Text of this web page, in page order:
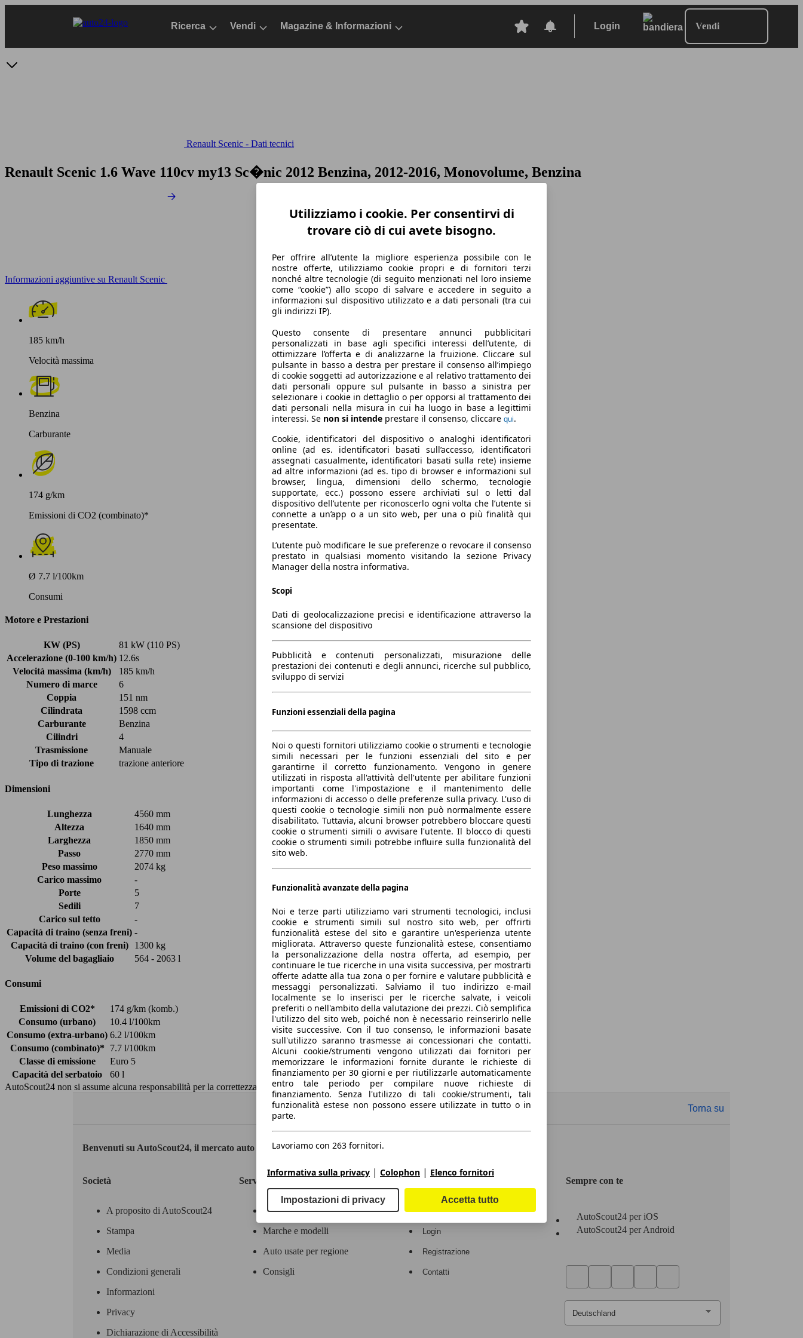
Ricerca Vendi Magazine & Informazioni Login Vendi
Renault Scenic - Dati tecnici
Renault Scenic 1.6 Wave 110cv my13 Sc�nic 2012 Benzina, 2012-2016, Monovolume, Benzina
Informazioni aggiuntive su Renault Scenic
185 km/h
Velocità massima
Benzina
Carburante
174 g/km
Emissioni di CO2 (combinato)*
Ø 7.7 l/100km
Consumi
Motore e Prestazioni
KW (PS)
81 kW (110 PS)
Accelerazione (0-100 km/h) 12.6s
Velocità massima (km/h)
185 km/h
Numero di marce
6
Coppia
151 nm
Cilindrata
1598 ccm
Carburante
Benzina
Cilindri
4
Trasmissione
Manuale
Tipo di trazione
trazione anteriore
Dimensioni
Lunghezza
4560 mm
Altezza
1640 mm
Larghezza
1850 mm
Passo
2770 mm
Peso massimo
2074 kg
Carico massimo
-
Porte
5
Sedili
7
Carico sul tetto
-
Capacità di traino (senza freni) -
Capacità di traino (con freni)
1300 kg
Volume del bagagliaio
564 - 2063 l
Consumi
Emissioni di CO2*
174 g/km (komb.)
Consumo (urbano)
10.4 l/100km
Consumo (extra-urbano) 6.2 l/100km
Consumo (combinato)*
7.7 l/100km
Classe di emissione
Euro 5
Capacità del serbatoio
60 l
AutoScout24 non si assume alcuna responsabilità per la correttezza dei dati.
Torna su
Benvenuti su AutoScout24, il mercato auto europeo.
Società
A proposito di AutoScout24
Stampa
Media
Condizioni generali
Informazioni
Privacy
Dichiarazione di Accessibilità
Servizi
Contatti
Marche e modelli
Auto usate per regione
Consigli
Area rivenditori
Servizi per i dealer
Login
Registrazione
Contatti
Sempre con te
AutoScout24 per iOS
AutoScout24 per Android
Utilizziamo i cookie. Per consentirvi di
trovare ciò di cui avete bisogno.
Per offrire all’utente la migliore esperienza possibile con le
nostre offerte, utilizziamo cookie propri e di fornitori terzi
nonché altre tecnologie (di seguito menzionati nel loro insieme
come “cookie”) allo scopo di salvare e accedere in seguito a
informazioni sul dispositivo utilizzato e a dati personali (tra cui
gli indirizzi IP).
Questo consente di presentare annunci pubblicitari
personalizzati in base agli specifici interessi dell’utente, di
ottimizzare l’offerta e di analizzarne la fruizione. Cliccare sul
pulsante in basso a destra per prestare il consenso all’impiego
di cookie soggetti ad autorizzazione e al relativo trattamento dei
dati personali oppure sul pulsante in basso a sinistra per
selezionare i cookie in dettaglio o per opporsi al trattamento dei
dati personali nella misura in cui ha luogo in base a legittimi
interessi. Se non si intende prestare il consenso, cliccare qui.
Cookie, identificatori del dispositivo o analoghi identificatori
online (ad es. identificatori basati sull’accesso, identificatori
assegnati casualmente, identificatori basati sulla rete) insieme
ad altre informazioni (ad es. tipo di browser e informazioni sul
browser, lingua, dimensioni dello schermo, tecnologie
supportate, ecc.) possono essere archiviati sul o letti dal
dispositivo dell’utente per riconoscerlo ogni volta che l’utente si
connette a un’app o a un sito web, per una o più finalità qui
presentate.
L’utente può modificare le sue preferenze o revocare il consenso
prestato in qualsiasi momento visitando la sezione Privacy
Manager della nostra informativa.
Scopi
Dati di geolocalizzazione precisi e identificazione attraverso la
scansione del dispositivo
Pubblicità e contenuti personalizzati, misurazione delle
prestazioni dei contenuti e degli annunci, ricerche sul pubblico,
sviluppo di servizi
Funzioni essenziali della pagina
Noi o questi fornitori utilizziamo cookie o strumenti e tecnologie
simili necessari per le funzioni essenziali del sito e per
garantirne il corretto funzionamento. Vengono in genere
utilizzati in risposta all'attività dell'utente per abilitare funzioni
importanti come l'impostazione e il mantenimento delle
informazioni di accesso o delle preferenze sulla privacy. L'uso di
questi cookie o tecnologie simili non può normalmente essere
disabilitato. Tuttavia, alcuni browser potrebbero bloccare questi
cookie o strumenti simili o avvisare l'utente. Il blocco di questi
cookie o strumenti simili potrebbe influire sulla funzionalità del
sito web.
Funzionalità avanzate della pagina
Noi e terze parti utilizziamo vari strumenti tecnologici, inclusi
cookie e strumenti simili sul nostro sito web, per offrirti
funzionalità estese del sito e garantire un'esperienza utente
migliorata. Attraverso queste funzionalità estese, consentiamo
la personalizzazione della nostra offerta, ad esempio, per
continuare le tue ricerche in una visita successiva, per mostrarti
offerte adatte alla tua zona o per fornire e valutare pubblicità e
messaggi personalizzati. Salviamo il tuo indirizzo e-mail
localmente se lo inserisci per le ricerche salvate, i veicoli
preferiti o nell'ambito della valutazione dei prezzi. Ciò semplifica
l'utilizzo del sito web, poiché non è necessario reinserirlo nelle
visite successive. Con il tuo consenso, le informazioni basate
sull'utilizzo saranno trasmesse ai concessionari che contatti.
Alcuni cookie/strumenti vengono utilizzati dai fornitori per
memorizzare le informazioni fornite durante le richieste di
finanziamento per 30 giorni e per riutilizzarle automaticamente
entro tale periodo per compilare nuove richieste di
finanziamento. Senza l'utilizzo di tali cookie/strumenti, tali
funzionalità estese non possono essere utilizzate in tutto o in
parte.
Lavoriamo con 263 fornitori.
Informativa sulla privacy | Colophon | Elenco fornitori
Impostazioni di privacy Accetta tutto